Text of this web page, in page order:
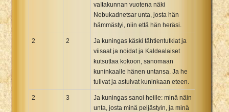
vaItakunnan vuotena näki
Nebukadnetsar unta, josta hän
hämmästyi, niin että hän heräsi.
2 2
Ja kuningas käski tähtientutkiat ja
viisaat ja noidat ja Kaldealaiset
kutsuttaa kokoon, sanomaan
kuninkaalle hänen untansa. Ja he
tulivat ja astuivat kuninkaan eteen.
2 3
Ja kuningas sanoi heille: minä näin
unta, josta minä peljästyin, ja minä